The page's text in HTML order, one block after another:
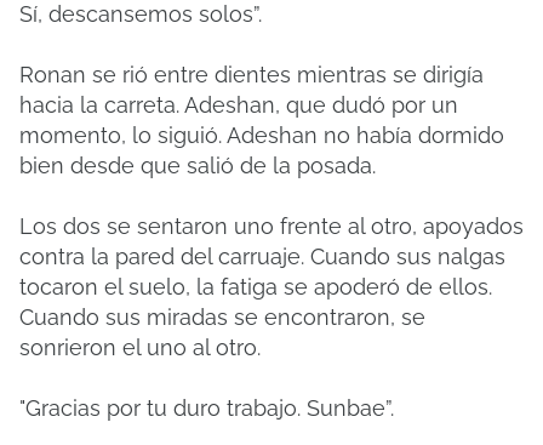
Sí, descansemos solos”.
Ronan se rió entre dientes mientras se dirigía
hacia la carreta. Adeshan, que dudó por un
momento, lo siguió. Adeshan no había dormido
bien desde que salió de la posada.
Los dos se sentaron uno frente al otro, apoyados
contra la pared del carruaje. Cuando sus nalgas
tocaron el suelo, la fatiga se apoderó de ellos.
Cuando sus miradas se encontraron, se
sonrieron el uno al otro.
"Gracias por tu duro trabajo. Sunbae”.